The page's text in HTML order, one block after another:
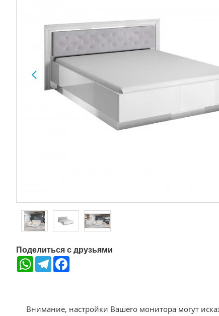
Поделиться с друзьями
WhatsAppTelegram
Внимание, настройки Вашего монитора могут